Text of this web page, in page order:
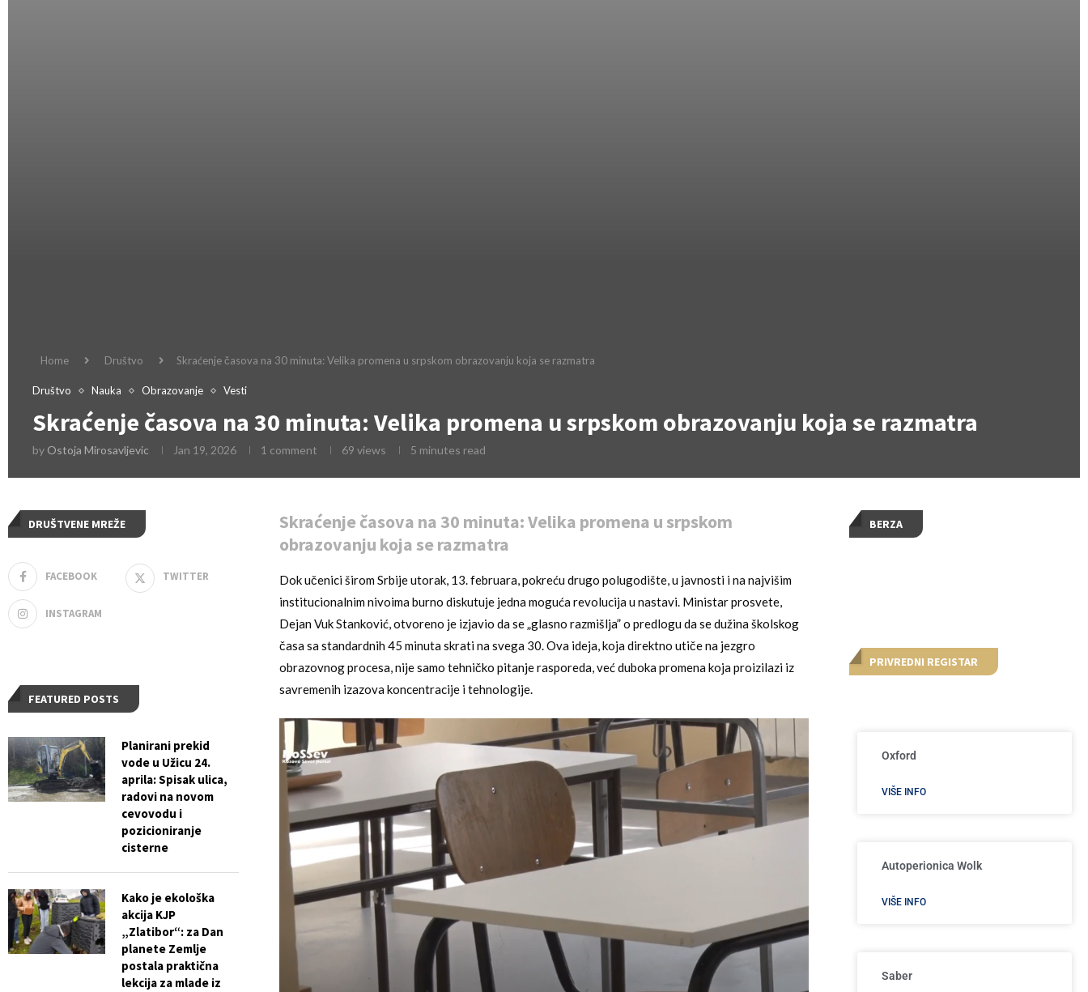
Home Društvo Skraćenje časova na 30 minuta: Velika promena u srpskom obrazovanju koja se razmatra
Društvo Nauka Obrazovanje Vesti
Skraćenje časova na 30 minuta: Velika promena u srpskom obrazovanju koja se razmatra
by Ostoja Mirosavljevic Jan 19, 2026 1 comment 69 views 5 minutes read
Skraćenje časova na 30 minuta: Velika promena u srpskom
obrazovanju koja se razmatra
Dok učenici širom Srbije utorak, 13. februara, pokreću drugo polugodište, u javnosti i na najvišim
institucionalnim nivoima burno diskutuje jedna moguća revolucija u nastavi. Ministar prosvete,
Dejan Vuk Stanković, otvoreno je izjavio da se „glasno razmišlja” o predlogu da se dužina školskog
časa sa standardnih 45 minuta skrati na svega 30. Ova ideja, koja direktno utiče na jezgro
obrazovnog procesa, nije samo tehničko pitanje rasporeda, već duboka promena koja proizilazi iz
savremenih izazova koncentracije i tehnologije.
BERZA
PRIVREDNI REGISTAR
Oxford
VIŠE INFO
Autoperionica Wolk
VIŠE INFO
Saber
DRUŠTVENE MREŽE
FACEBOOK TWITTER
INSTAGRAM
FEATURED POSTS
Planirani prekid
vode u Užicu 24.
aprila: Spisak ulica,
radovi na novom
cevovodu i
pozicioniranje
cisterne
Kako je ekološka
akcija KJP
„Zlatibor“: za Dan
planete Zemlje
postala praktična
lekcija za mlade iz